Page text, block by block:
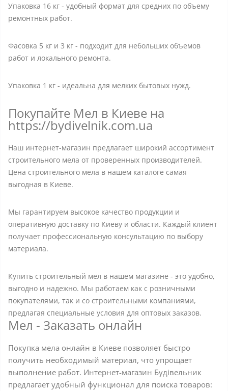
Упаковка 16 кг - удобный формат для средних по объему
ремонтных работ.
Фасовка 5 кг и 3 кг - подходит для небольших объемов
работ и локального ремонта.
Упаковка 1 кг - идеальна для мелких бытовых нужд.
Покупайте Мел в Киеве на
https://bydivelnik.com.ua
Наш интернет-магазин предлагает широкий ассортимент
строительного мела от проверенных производителей.
Цена строительного мела в нашем каталоге самая
выгодная в Киеве.
Мы гарантируем высокое качество продукции и
оперативную доставку по Киеву и области. Каждый клиент
получает профессиональную консультацию по выбору
материала.
Купить строительный мел в нашем магазине - это удобно,
выгодно и надежно. Мы работаем как с розничными
покупателями, так и со строительными компаниями,
предлагая специальные условия для оптовых заказов.
Мел - Заказать онлайн
Покупка мела онлайн в Киеве позволяет быстро
получить необходимый материал, что упрощает
выполнение работ. Интернет-магазин Будівельник
предлагает удобный функционал для поиска товаров: